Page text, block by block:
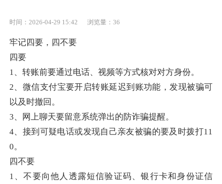
时间：2026-04-29 15:42 浏览量： 36
牢记四要，四不要
四要
1、转账前要通过电话、视频等方式核对对方身份。
2、微信支付宝要开启转账延迟到账功能，发现被骗可
以及时撤回。
3、网上聊天要留意系统弹出的防诈骗提醒。
4、接到可疑电话或发现自己亲友被骗的要及时拨打11
0。
四不要
1、不要向他人透露短信验证码、银行卡和身份证信